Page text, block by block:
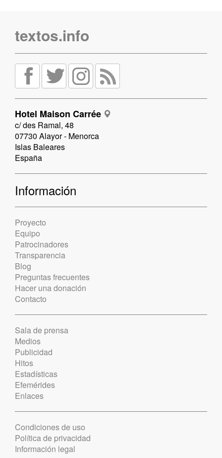
textos.info
Hotel Maison Carrée
c/ des Ramal, 48
07730 Alayor - Menorca
Islas Baleares
España
Información
Proyecto
Equipo
Patrocinadores
Transparencia
Blog
Preguntas frecuentes
Hacer una donación
Contacto
Sala de prensa
Medios
Publicidad
Hitos
Estadísticas
Efemérides
Enlaces
Condiciones de uso
Política de privacidad
Información legal